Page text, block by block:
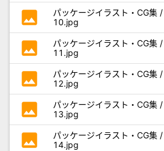
photo
パッケージイラスト・CG集
10.jpg
photo
パッケージイラスト・CG集
11.jpg
photo
パッケージイラスト・CG集
12.jpg
photo
パッケージイラスト・CG集
13.jpg
photo
パッケージイラスト・CG集
14.jpg